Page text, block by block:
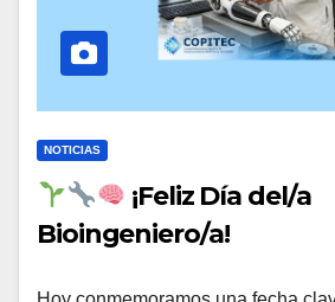
NOTICIAS
¡Feliz Día del/a
Bioingeniero/a!